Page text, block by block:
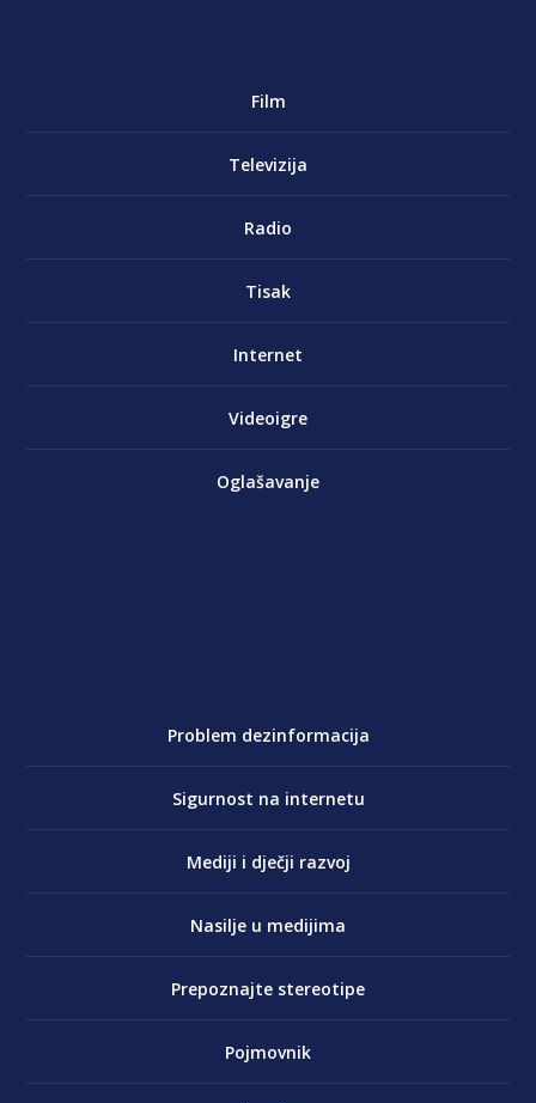
Film
Televizija
Radio
Tisak
Internet
Videoigre
Oglašavanje
Problem dezinformacija
Sigurnost na internetu
Mediji i dječji razvoj
Nasilje u medijima
Prepoznajte stereotipe
Pojmovnik